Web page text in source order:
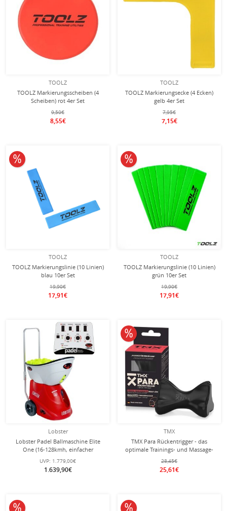
TOOLZ
TOOLZ Markierungsscheiben (4
Scheiben) rot 4er Set
9,50€
8,55€
TOOLZ
TOOLZ Markierungsecke (4 Ecken)
gelb 4er Set
7,95€
7,15€
TOOLZ
TOOLZ Markierungslinie (10 Linien)
blau 10er Set
19,90€
17,91€
10% reduziert
TOOLZ
TOOLZ Markierungslinie (10 Linien)
grün 10er Set
19,90€
17,91€
10% reduziert
Lobster
Lobster Padel Ballmaschine Elite
One (16-128kmh, einfacher
Transport, Akku bis zu 6h)
UVP: 1.779,00€
1.639,90€
TMX
TMX Para Rückentrigger - das
optimale Trainings- und Massage-
Tool für deine Rückenfitness
28,45€
25,61€
10% reduziert
10% reduziert 10% reduziert